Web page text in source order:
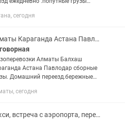
сегодня
Алматы Караганда Астана Павлодар Перевозки грузчики попутные грузы
Алматы Балхаш
Астана Павлодар сборные
Домашний переезд.бережные
40-50 кубовые
сегодня
Такси, встреча с аэропорта, перевозки, трансфер, джип туры, Делика, Хайс